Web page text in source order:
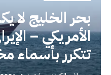
بحر الخليج لا
الأمريكي –
تتكرر بأسماء